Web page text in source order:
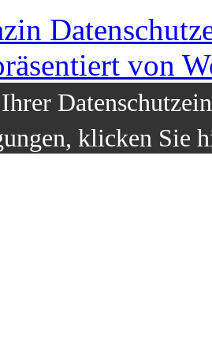
von
klicken Sie